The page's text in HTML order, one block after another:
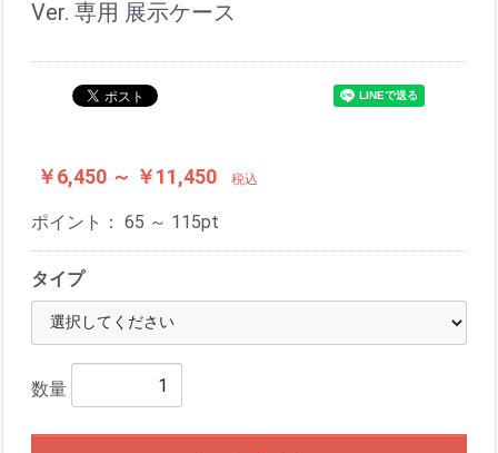
Ver. 専用 展示ケース
￥6,450 ～ ￥11,450 税込
ポイント： 65 ～ 115pt
タイプ
数量